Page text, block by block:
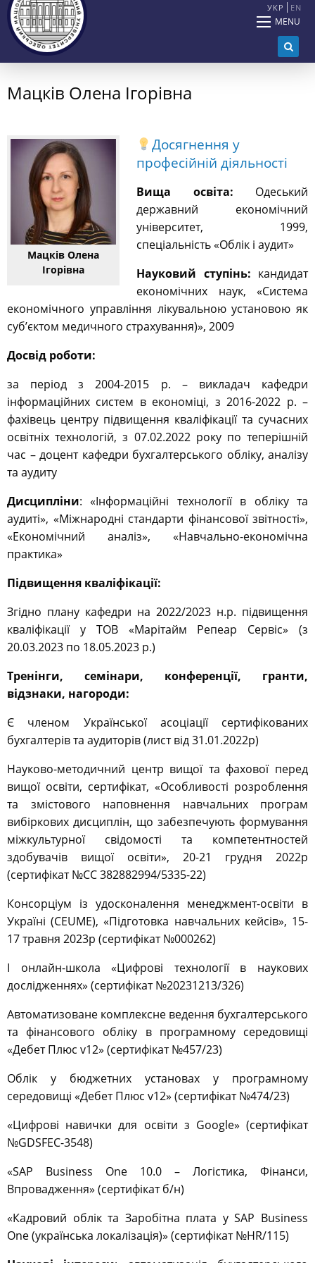
УКР EN
MENU
Мацків Олена Ігорівна
Мацків Олена
Ігорівна
Досягнення у
професійній діяльності
Вища освіта: Одеський
державний економічний
університет, 1999,
спеціальність «Облік і аудит»
Науковий ступінь: кандидат
економічних наук, «Система
економічного управління лікувальною установою як
суб’єктом медичного страхування)», 2009
Досвід роботи:
за період з 2004-2015 р. – викладач кафедри
інформаційних систем в економіці, з 2016-2022 р. –
фахівець центру підвищення кваліфікації та сучасних
освітніх технологій, з 07.02.2022 року по теперішній
час – доцент кафедри бухгалтерського обліку, аналізу
та аудиту
Дисципліни: «Інформаційні технології в обліку та
аудиті», «Міжнародні стандарти фінансової звітності»,
«Економічний аналіз», «Навчально-економічна
практика»
Підвищення кваліфікації:
Згідно плану кафедри на 2022/2023 н.р. підвищення
кваліфікації у ТОВ «Марітайм Репеар Сервіс» (з
20.03.2023 по 18.05.2023 р.)
Тренінги, семінари, конференції, гранти,
відзнаки, нагороди:
Є членом Української асоціації сертифікованих
бухгалтерів та аудиторів (лист від 31.01.2022р)
Науково-методичний центр вищої та фахової перед
вищої освіти, сертифікат, «Особливості розроблення
та змістового наповнення навчальних програм
вибіркових дисциплін, що забезпечують формування
міжкультурної свідомості та компетентностей
здобувачів вищої освіти», 20-21 грудня 2022р
(сертифікат №СС 382882994/5335-22)
Консорціум із удосконалення менеджмент-освіти в
Україні (CEUME), «Підготовка навчальних кейсів», 15-
17 травня 2023р (сертифікат №000262)
І онлайн-школа «Цифрові технології в наукових
дослідженнях» (сертифікат №20231213/326)
Автоматизоване комплексне ведення бухгалтерського
та фінансового обліку в програмному середовищі
«Дебет Плюс v12» (сертифікат №457/23)
Облік у бюджетних установах у програмному
середовищі «Дебет Плюс v12» (сертифікат №474/23)
«Цифрові навички для освіти з Google» (сертифікат
№GDSFEC-3548)
«SAP Business One 10.0 – Логістика, Фінанси,
Впровадження» (сертифікат б/н)
«Кадровий облік та Заробітна плата у SAP Business
One (українська локалізація)» (сертифікат №HR/115)